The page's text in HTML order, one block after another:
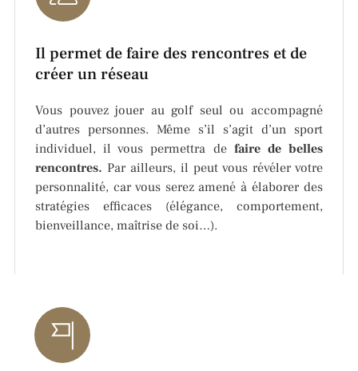
Il permet de faire des rencontres et de
créer un réseau
Vous pouvez jouer au golf seul ou accompagné
d’autres personnes. Même s’il s’agit d’un sport
individuel, il vous permettra de faire de belles
rencontres. Par ailleurs, il peut vous révéler votre
personnalité, car vous serez amené à élaborer des
stratégies efficaces (élégance, comportement,
bienveillance, maîtrise de soi…).